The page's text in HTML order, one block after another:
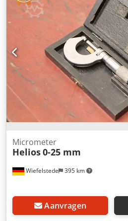
Wiefelstede 395 km
Micrometer
Helios0-25 mm
Aanvragen